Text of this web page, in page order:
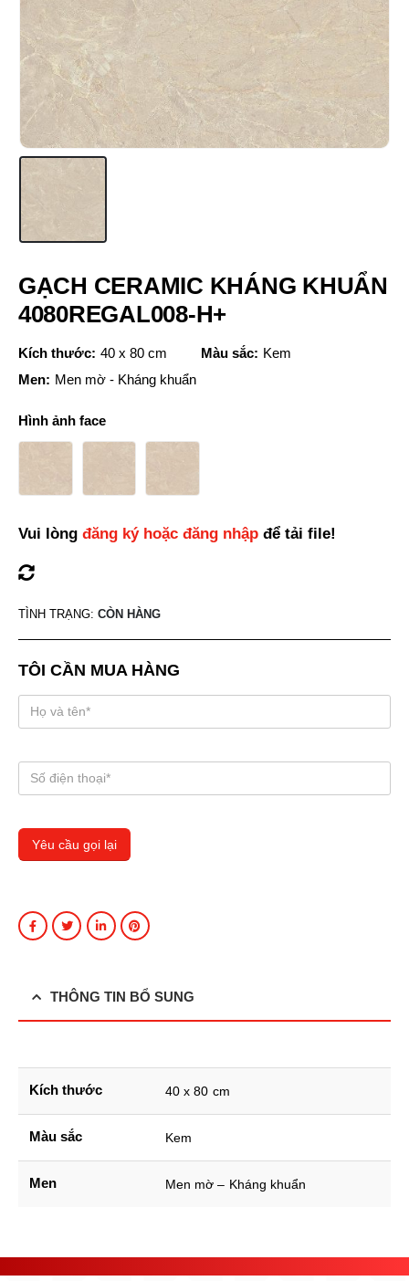
GẠCH CERAMIC KHÁNG KHUẨN
4080REGAL008-H+
Kích thước: 40 x 80 cm Màu sắc: Kem
Men: Men mờ - Kháng khuẩn
Hình ảnh face
Vui lòng đăng ký hoặc đăng nhập để tải file!
TÌNH TRẠNG: CÒN HÀNG
TÔI CẦN MUA HÀNG
THÔNG TIN BỔ SUNG
Kích thước 40 x 80 cm
Màu sắc Kem
Men Men mờ – Kháng khuẩn